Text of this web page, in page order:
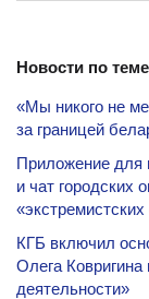
Новости по
«Мы никого не
за границей
Приложение для
и чат городских
КГБ включил
Олега Ковригина
деятельности»